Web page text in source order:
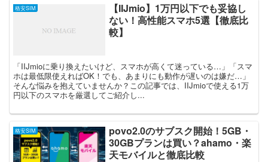
格安SIM
【IIJmio】1万円以下でも妥協し
ない！高性能スマホ5選【徹底比
較】
「IIJmioに乗り換えたいけど、スマホが高くて迷っている…」「スマ
ホは最低限使えればOK！でも、あまりにも動作が遅いのは嫌だ…」
そんな悩みを抱えていませんか？この記事では、IIJmioで使える1万
円以下のスマホを厳選してご紹介し...
格安SIM
povo2.0のサブスク開始！5GB・
30GBプランは買い？ahamo・楽
天モバイルと徹底比較